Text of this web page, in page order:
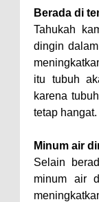
Berada di
Tahukah
dingin
itu tubuh
karena
tetap hangat.
Minum air
Selain
minum air